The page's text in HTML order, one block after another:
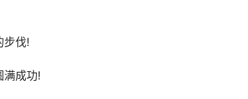
步伐!
满成功!